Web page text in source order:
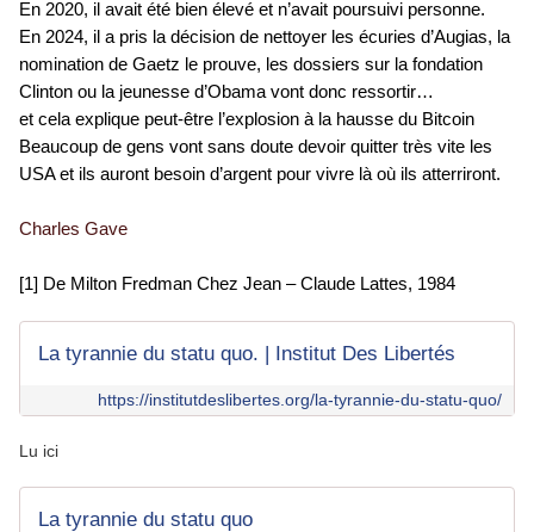
En 2020, il avait été bien élevé et n’avait poursuivi personne.
En 2024, il a pris la décision de nettoyer les écuries d’Augias, la
nomination de Gaetz le prouve, les dossiers sur la fondation
Clinton ou la jeunesse d’Obama vont donc ressortir…
et cela explique peut-être l’explosion à la hausse du Bitcoin
Beaucoup de gens vont sans doute devoir quitter très vite les
USA et ils auront besoin d’argent pour vivre là où ils atterriront.
Charles Gave
[1] De Milton Fredman Chez Jean – Claude Lattes, 1984
La tyrannie du statu quo. | Institut Des Libertés
https://institutdeslibertes.org/la-tyrannie-du-statu-quo/
Lu ici
La tyrannie du statu quo